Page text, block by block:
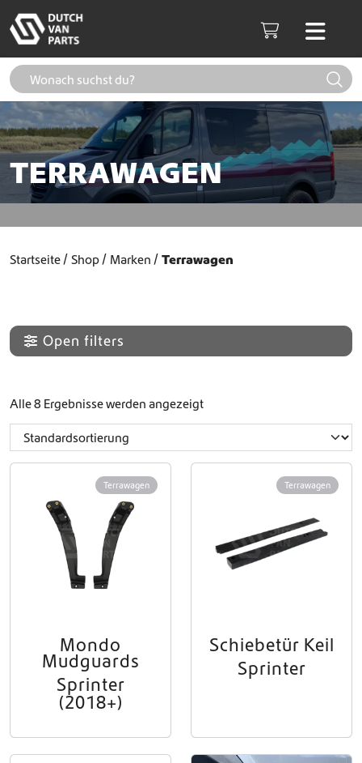
Cart
TERRAWAGEN
Startseite Shop Marken Terrawagen
Open filters
Alle 8 Ergebnisse werden angezeigt
Terrawagen
Mondo
Mudguards
Sprinter
(2018+)
Terrawagen
Schiebetür Keil
Sprinter